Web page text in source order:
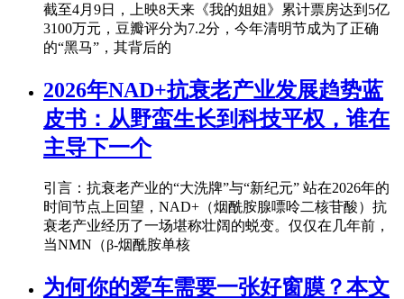
截至4月9日，上映8天来《我的姐姐》累计票房达到5亿
3100万元，豆瓣评分为7.2分，今年清明节成为了正确
的“黑马”，其背后的
2026年NAD+抗衰老产业发展趋势蓝
皮书：从野蛮生长到科技平权，谁在
主导下一个
引言：抗衰老产业的“大洗牌”与“新纪元” 站在2026年的
时间节点上回望，NAD+（烟酰胺腺嘌呤二核苷酸）抗
衰老产业经历了一场堪称壮阔的蜕变。仅仅在几年前，
当NMN（β-烟酰胺单核
为何你的爱车需要一张好窗膜？本文